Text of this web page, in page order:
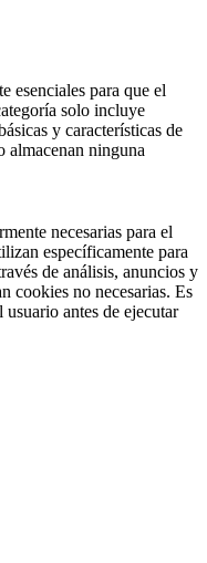
esenciales para que el
solo incluye
y características de
almacenan ninguna
necesarias para el
específicamente para
de análisis, anuncios y
cookies no necesarias. Es
antes de ejecutar